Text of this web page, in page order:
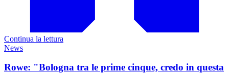
Continua la lettura
News
Rowe: "Bologna tra le prime cinque, credo in questa